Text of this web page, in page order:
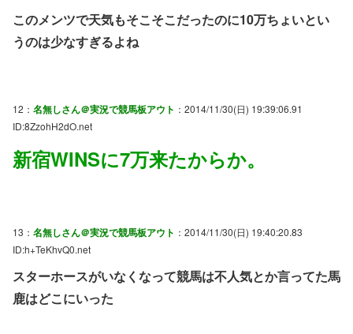
このメンツで天気もそこそこだったのに10万ちょいとい
うのは少なすぎるよね
12： 名無しさん＠実況で競馬板アウト ：2014/11/30(日) 19:39:06.91
ID:8ZzohH2dO.net
新宿WINSに7万来たからか。
13： 名無しさん＠実況で競馬板アウト ：2014/11/30(日) 19:40:20.83
ID:h+TeKhvQ0.net
スターホースがいなくなって競馬は不人気とか言ってた馬
鹿はどこにいった